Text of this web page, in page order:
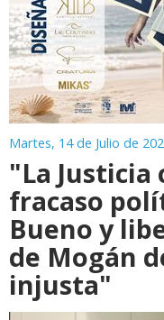
Martes, 14 de Julio de
"La
fracaso
Bueno y
de Mogán
injusta"